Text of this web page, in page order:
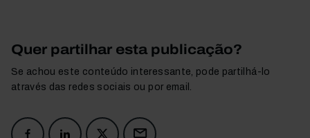
Quer partilhar esta publicação?
Se achou este conteúdo interessante, pode partilhá-lo
através das redes sociais ou por email.